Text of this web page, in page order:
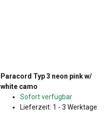
Paracord Typ 3 neon pink w/
white camo
Sofort verfügbar
Lieferzeit: 1 - 3 Werktage